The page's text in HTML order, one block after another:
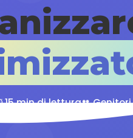
15 min di lettura👥